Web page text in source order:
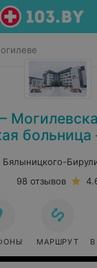
больница
98 отзывов
МАРШРУТ